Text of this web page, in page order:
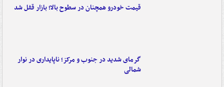
قیمت خودرو همچنان در سطوح بالا؛ بازار قفل شد
گرمای شدید در جنوب و مرکز؛ ناپایداری در نوار
شمالی